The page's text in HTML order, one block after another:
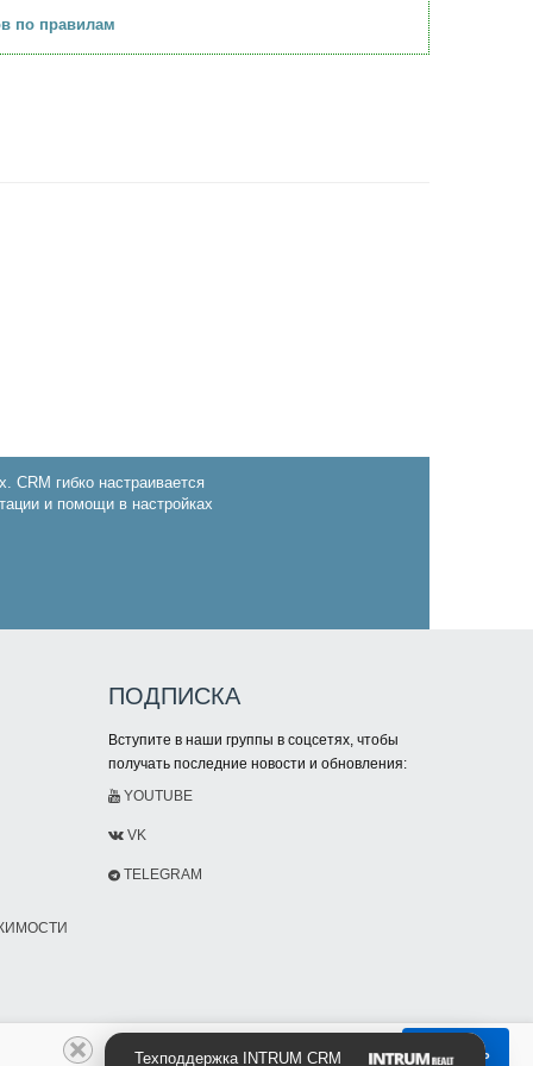
по правилам
гибко настраивается
и помощи в настройках
ПОДПИСКА
Вступите в наши группы в соцсетях, чтобы
получать последние новости и обновления:
YOUTUBE
VK
TELEGRAM
Принять
Техподдержка INTRUM CRM